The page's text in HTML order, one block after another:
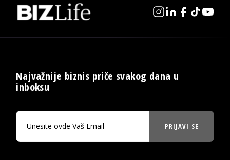
Najvažnije biznis priče svakog dana u
inboksu
PRIJAVI SE